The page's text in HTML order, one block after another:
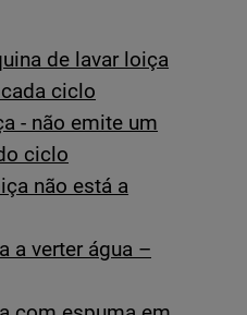
de lavar loiça
ciclo
- não emite um
ciclo
não está a
a verter água –